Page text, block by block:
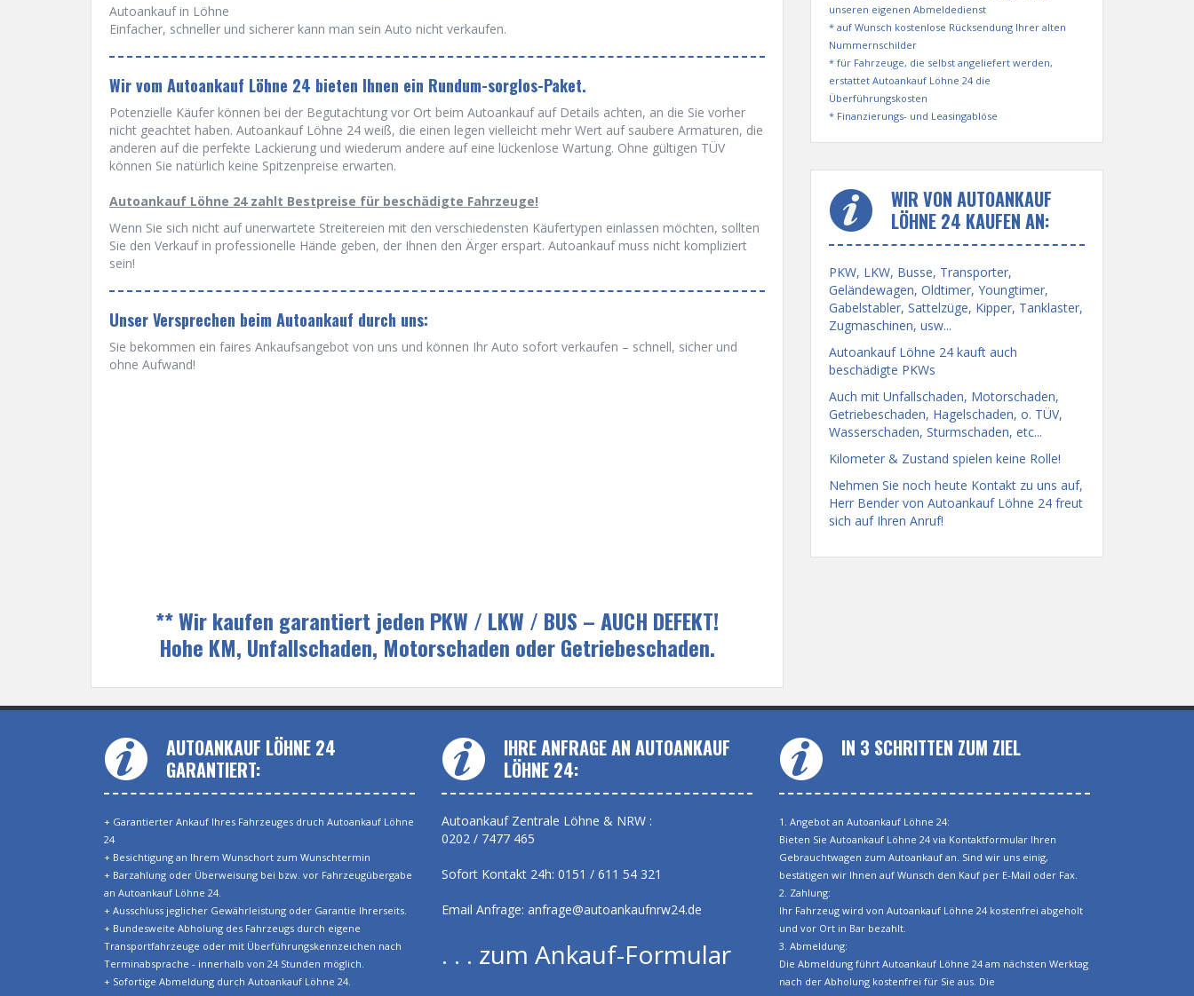
Autoankauf in Löhne
Einfacher, schneller und sicherer kann man sein Auto nicht verkaufen.
Wir vom Autoankauf Löhne 24 bieten Ihnen ein Rundum-sorglos-Paket.
Potenzielle Käufer können bei der Begutachtung vor Ort beim Autoankauf auf Details achten, an die Sie vorher
nicht geachtet haben. Autoankauf Löhne 24 weiß, die einen legen vielleicht mehr Wert auf saubere Armaturen, die
anderen auf die perfekte Lackierung und wiederum andere auf eine lückenlose Wartung. Ohne gültigen TÜV
können Sie natürlich keine Spitzenpreise erwarten.
Autoankauf Löhne 24 zahlt Bestpreise für beschädigte Fahrzeuge!
Wenn Sie sich nicht auf unerwartete Streitereien mit den verschiedensten Käufertypen einlassen möchten, sollten
Sie den Verkauf in professionelle Hände geben, der Ihnen den Ärger erspart. Autoankauf muss nicht kompliziert
sein!
Unser Versprechen beim Autoankauf durch uns:
Sie bekommen ein faires Ankaufsangebot von uns und können Ihr Auto sofort verkaufen – schnell, sicher und
ohne Aufwand!
** Wir kaufen garantiert jeden PKW / LKW / BUS – AUCH DEFEKT!
Hohe KM, Unfallschaden, Motorschaden oder Getriebeschaden.
unseren eigenen Abmeldedienst
* auf Wunsch kostenlose Rücksendung Ihrer alten
Nummernschilder
* für Fahrzeuge, die selbst angeliefert werden,
erstattet Autoankauf Löhne 24 die
Überführungskosten
* Finanzierungs- und Leasingablöse
WIR VON AUTOANKAUF
LÖHNE 24 KAUFEN AN:
PKW, LKW, Busse, Transporter,
Geländewagen, Oldtimer, Youngtimer,
Gabelstabler, Sattelzüge, Kipper, Tanklaster,
Zugmaschinen, usw...
Autoankauf Löhne 24 kauft auch
beschädigte PKWs
Auch mit Unfallschaden, Motorschaden,
Getriebeschaden, Hagelschaden, o. TÜV,
Wasserschaden, Sturmschaden, etc...
Kilometer & Zustand spielen keine Rolle!
Nehmen Sie noch heute Kontakt zu uns auf,
Herr Bender von Autoankauf Löhne 24 freut
sich auf Ihren Anruf!
AUTOANKAUF LÖHNE 24
GARANTIERT:
+ Garantierter Ankauf Ihres Fahrzeuges druch Autoankauf Löhne
24
+ Besichtigung an Ihrem Wunschort zum Wunschtermin
+ Barzahlung oder Überweisung bei bzw. vor Fahrzeugübergabe
an Autoankauf Löhne 24.
+ Ausschluss jeglicher Gewährleistung oder Garantie Ihrerseits.
+ Bundesweite Abholung des Fahrzeugs durch eigene
Transportfahrzeuge oder mit Überführungskennzeichen nach
Terminabsprache - innerhalb von 24 Stunden möglich.
+ Sofortige Abmeldung durch Autoankauf Löhne 24.
IHRE ANFRAGE AN AUTOANKAUF
LÖHNE 24:
Autoankauf Zentrale Löhne & NRW :
0202 / 7477 465
Sofort Kontakt 24h: 0151 / 611 54 321
Email Anfrage: anfrage@autoankaufnrw24.de
. . . zum Ankauf-Formular
IN 3 SCHRITTEN ZUM ZIEL
1. Angebot an Autoankauf Löhne 24:
Bieten Sie Autoankauf Löhne 24 via Kontaktformular Ihren
Gebrauchtwagen zum Autoankauf an. Sind wir uns einig,
bestätigen wir Ihnen auf Wunsch den Kauf per E-Mail oder Fax.
2. Zahlung:
Ihr Fahrzeug wird von Autoankauf Löhne 24 kostenfrei abgeholt
und vor Ort in Bar bezahlt.
3. Abmeldung:
Die Abmeldung führt Autoankauf Löhne 24 am nächsten Werktag
nach der Abholung kostenfrei für Sie aus. Die